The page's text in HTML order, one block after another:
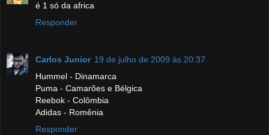
é 1 só da africa
Responder
Carlos Junior 19 de julho de 2009 às 20:37
Hummel - Dinamarca
Puma - Camarões e Bélgica
Reebok - Colômbia
Adidas - Romênia
Responder